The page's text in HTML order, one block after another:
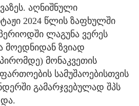
აღნიშნული
2024 წლის ზაფხულში
ლაგუნა ვერეს
მოედნიდან ზვიად
მონაკვეთის
სამუშაოებისთვის
გამარჯვებულად შპს